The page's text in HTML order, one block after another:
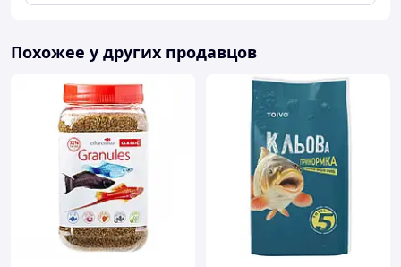
Похожее у других продавцов